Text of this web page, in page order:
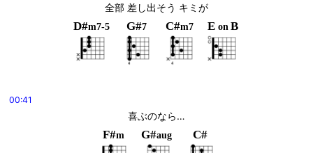
全部 差し出そう キミが
D#m7-5 G#7 C#m7 E on B
00:41
喜ぶのなら…
F#m G#aug C#